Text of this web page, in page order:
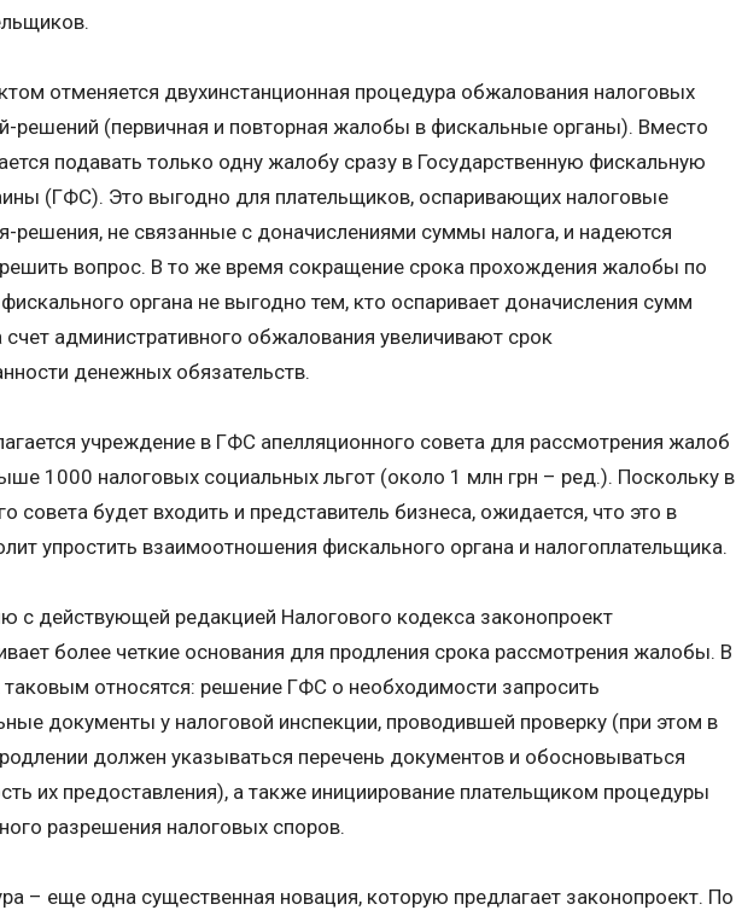
отменяется двухинстанционная процедура обжалования налоговых
решений (первичная и повторная жалобы в фискальные органы). Вместо
подавать только одну жалобу сразу в Государственную фискальную
(ГФС). Это выгодно для плательщиков, оспаривающих налоговые
решения, не связанные с доначислениями суммы налога, и надеются
вопрос. В то же время сокращение срока прохождения жалобы по
органа не выгодно тем, кто оспаривает доначисления сумм
счет административного обжалования увеличивают срок
денежных обязательств.
учреждение в ГФС апелляционного совета для рассмотрения жалоб
1000 налоговых социальных льгот (около 1 млн грн – ред.). Поскольку в
совета будет входить и представитель бизнеса, ожидается, что это в
упростить взаимоотношения фискального органа и налогоплательщика.
с действующей редакцией Налогового кодекса законопроект
более четкие основания для продления срока рассмотрения жалобы. В
таковым относятся: решение ГФС о необходимости запросить
документы у налоговой инспекции, проводившей проверку (при этом в
должен указываться перечень документов и обосновываться
их предоставления), а также инициирование плательщиком процедуры
разрешения налоговых споров.
– еще одна существенная новация, которую предлагает законопроект. По